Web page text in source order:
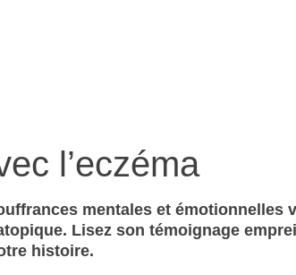
l’eczéma
mentales et émotionnelles
Lisez son témoignage
histoire.